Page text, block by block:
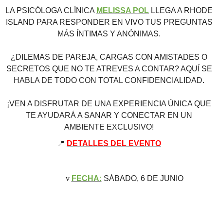
LA PSICÓLOGA CLÍNICA MELISSA POL LLEGA A RHODE
ISLAND PARA RESPONDER EN VIVO TUS PREGUNTAS
MÁS ÍNTIMAS Y ANÓNIMAS.
¿DILEMAS DE PAREJA, CARGAS CON AMISTADES O
SECRETOS QUE NO TE ATREVES A CONTAR? AQUÍ SE
HABLA DE TODO CON TOTAL CONFIDENCIALIDAD.
¡VEN A DISFRUTAR DE UNA EXPERIENCIA ÚNICA QUE
TE AYUDARÁ A SANAR Y CONECTAR EN UN
AMBIENTE EXCLUSIVO!
📍 DETALLES DEL EVENTO
v FECHA: SÁBADO, 6 DE JUNIO